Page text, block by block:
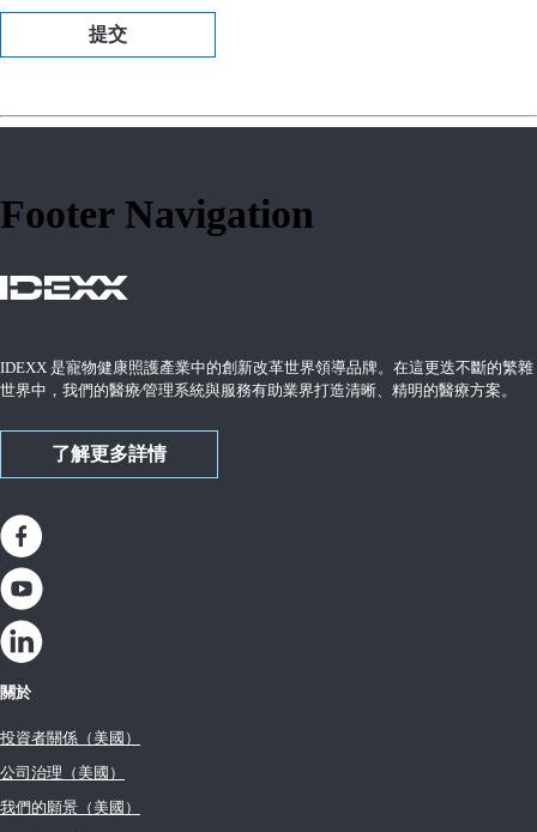
提交
Footer Navigation
IDEXX 是寵物健康照護產業中的創新改革世界領導品牌。在這更迭不斷的繁雜
世界中，我們的醫療∕管理系統與服務有助業界打造清晰、精明的醫療方案。
了解更多詳情
關於
投資者關係（美國）
公司治理（美國）
我們的願景（美國）